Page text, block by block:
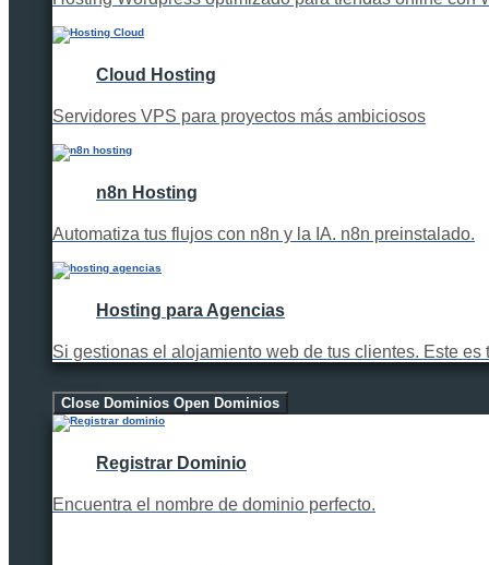
Cloud Hosting
Servidores VPS para proyectos más ambiciosos
n8n Hosting
Automatiza tus flujos con n8n y la IA. n8n preinstalado.
Hosting para Agencias
Si gestionas el alojamiento web de tus clientes. Este es
Close Dominios Open Dominios
Registrar Dominio
Encuentra el nombre de dominio perfecto.